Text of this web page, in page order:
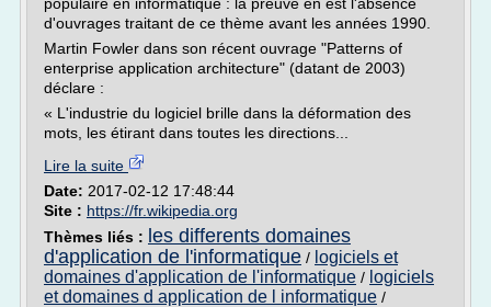
d'ouvrages traitant de ce thème avant les années 1990.
Martin Fowler dans son récent ouvrage "Patterns of
enterprise application architecture" (datant de 2003)
déclare :
« L'industrie du logiciel brille dans la déformation des
mots, les étirant dans toutes les directions...
Lire la suite
Date: 2017-02-12 17:48:44
Site : https://fr.wikipedia.org
Thèmes liés : les differents domaines
d'application de l'informatique / logiciels et
domaines d'application de l'informatique / logiciels
et domaines d application de l informatique /